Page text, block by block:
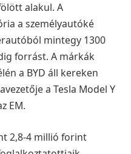
alakul. A
a személyautóké
mintegy 1300
forrást. A márkák
a BYD áll kereken
a Tesla Model Y
EM.
2,8-4 millió forint